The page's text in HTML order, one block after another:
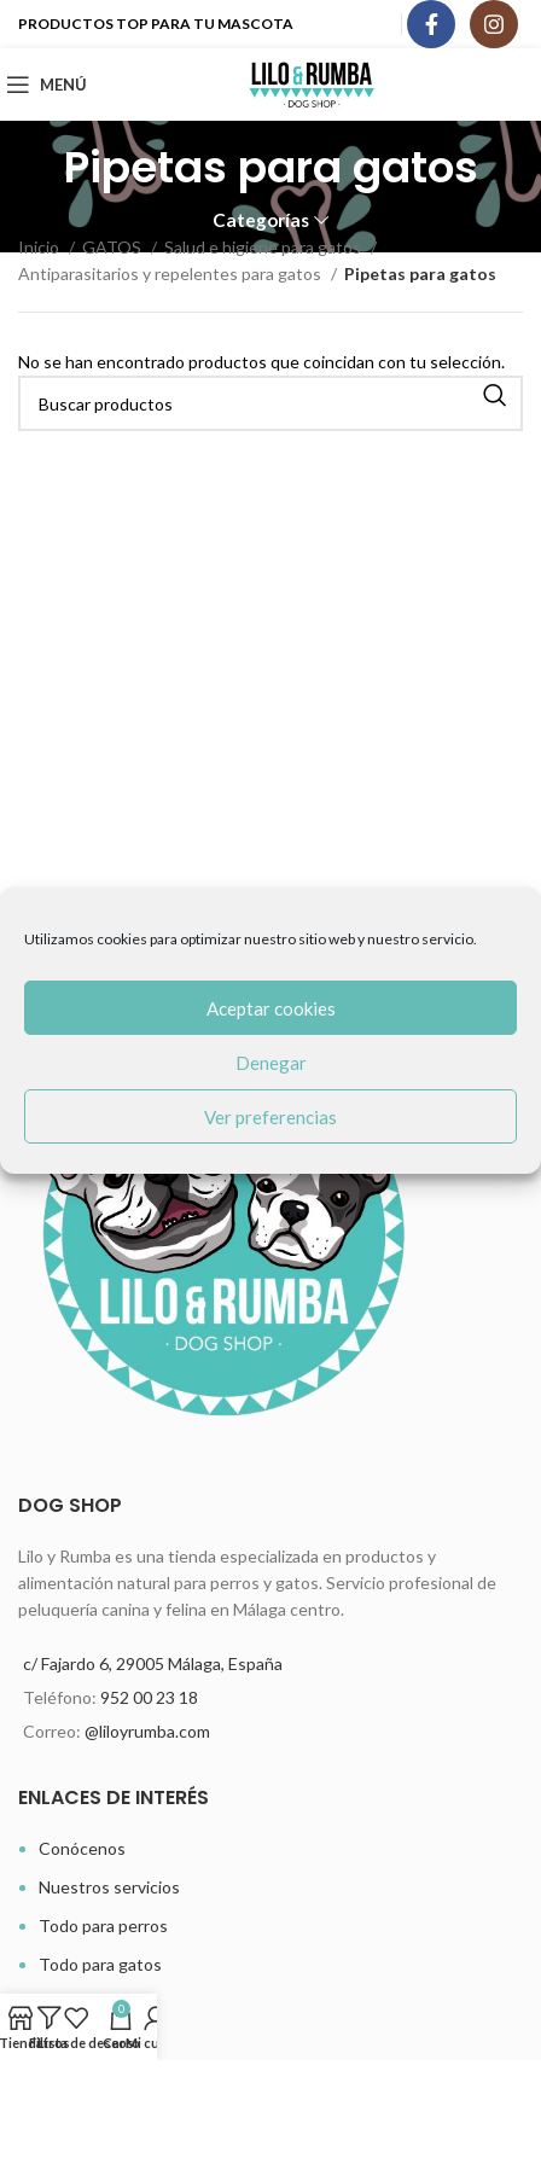
Utilizamos cookies para optimizar nuestro sitio web y nuestro servicio.
Aceptar cookies
Denegar
Ver preferencias
PRODUCTOS TOP PARA TU MASCOTA
MENÚ
Pipetas para gatos
Categorías
Inicio GATOS
Salud e higiene para gatos
Antiparasitarios y repelentes para gatos
Pipetas para gatos
No se han encontrado productos que coincidan con tu selección.
DOG SHOP
Lilo y Rumba es una tienda especializada en productos y
alimentación natural para perros y gatos. Servicio profesional de
peluquería canina y felina en Málaga centro.
c/ Fajardo 6, 29005 Málaga, España
Teléfono: 952 00 23 18
Correo: @liloyrumba.com
ENLACES DE INTERÉS
Conócenos
Nuestros servicios
Todo para perros
Todo para gatos
Dónde estamos
Últimas noticias
Filtros
Lista de deseos
0
CarroMi cuenta